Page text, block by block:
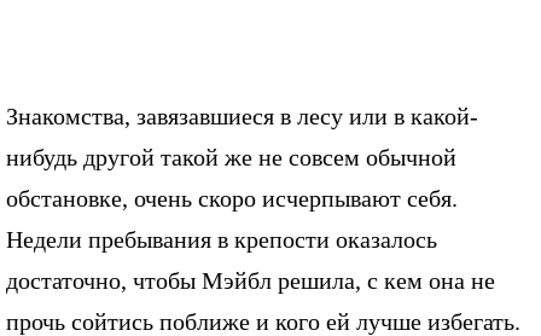
Знакомства, завязавшиеся в лесу или в какой-
нибудь другой такой же не совсем обычной
обстановке, очень скоро исчерпывают себя.
Недели пребывания в крепости оказалось
достаточно, чтобы Мэйбл решила, с кем она не
прочь сойтись поближе и кого ей лучше избегать.